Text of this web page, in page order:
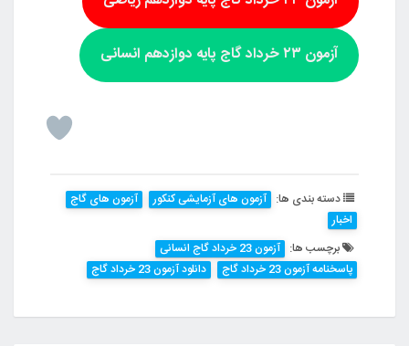
آزمون ۲۳ خرداد گاج پایه دوازدهم انسانی
دسته بندی ها: آزمون های آزمایشی کنکور
آزمون های گاج
اخبار
برچسب ها: آزمون 23 خرداد گاج انسانی
پاسخنامه آزمون 23 خرداد گاج
دانلود آزمون 23 خرداد گاج